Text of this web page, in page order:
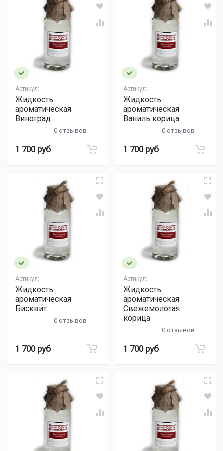
Артикул: ---
Жидкость
ароматическая
Виноград
0 отзывов
1 700 руб
Артикул: ---
Жидкость
ароматическая
Ваниль корица
0 отзывов
1 700 руб
Артикул: ---
Жидкость
ароматическая
Бисквит
0 отзывов
1 700 руб
Артикул: ---
Жидкость
ароматическая
Свежемолотая
корица
0 отзывов
1 700 руб